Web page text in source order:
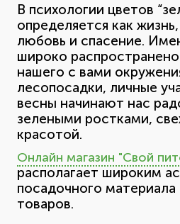
В психологии цветов
определяется как
любовь и спасение.
широко
нашего с вами
лесопосадки, личные
весны начинают нас
зелеными ростками,
красотой.
Онлайн магазин "Свой
располагает широким
посадочного
товаров.